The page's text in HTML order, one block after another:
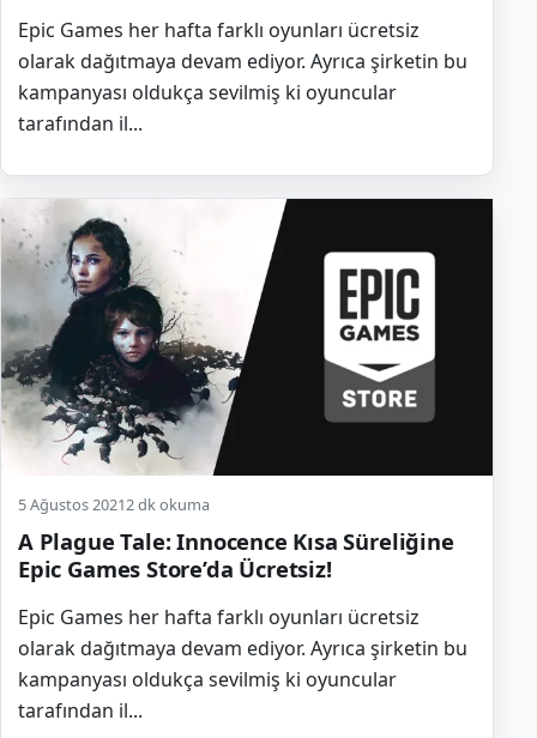
Epic Games her hafta farklı oyunları ücretsiz
olarak dağıtmaya devam ediyor. Ayrıca şirketin bu
kampanyası oldukça sevilmiş ki oyuncular
tarafından il...
5 Ağustos 20212 dk okuma
A Plague Tale: Innocence Kısa Süreliğine
Epic Games Store’da Ücretsiz!
Epic Games her hafta farklı oyunları ücretsiz
olarak dağıtmaya devam ediyor. Ayrıca şirketin bu
kampanyası oldukça sevilmiş ki oyuncular
tarafından il...